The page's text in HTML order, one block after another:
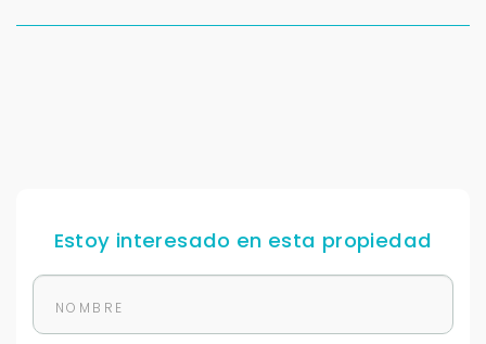
Estoy interesado en esta propiedad